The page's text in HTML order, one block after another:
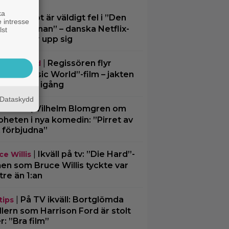
|
Något är väldigt fel i ”Den
kvinnan” – danska Netflix-
visar upp sig
World
Regissören flyr
”Jurassic World”-film – jakten
ersättare igång
Vilhelm Blomgren om
i nya komedin: ”Pirret av
Willis| Ikväll på tv: ”Die Hard”-
som Bruce Willis tyckte var
än 1:an
| På TV ikväll: Bortglömda
som Harrison Ford är stolt
”Bra film”
intresse
Dataskydd